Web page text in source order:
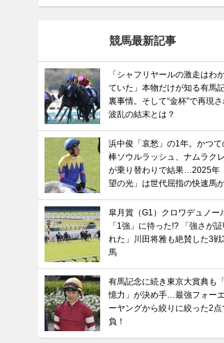
競馬最新記事
「シャフリヤールの激走はわ
ていた」本物だけが知る有馬
裏事情。そして“金杯”で再現
波乱の結末とは？
浜中俊「哀愁」の1年。かつて
棒ソウルラッシュ、ナムラク
が乗り替わりで結果…2025年
望の光」は世代屈指の快速馬
皐月賞（G1）クロワデュノー
「1強」に待った!? 「強さが証
れた」川田将雅も絶賛した3戦
馬
有馬記念に続き東京大賞典も
憶力」が決め手…最強フォー
ーヤングから絞りに絞った2点
負！